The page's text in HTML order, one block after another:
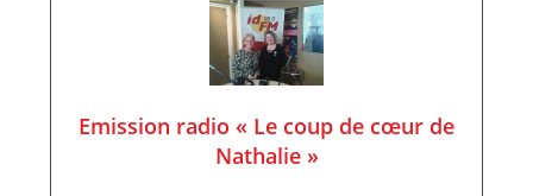
Emission radio « Le coup de cœur de
Nathalie »